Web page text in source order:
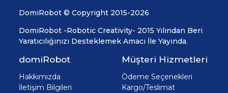
DomiRobot © Copyright 2015-2026
DomiRobot -Robotic Creativity- 2015 Yılından Beri
Yaratıcılığınızı Desteklemek Amacı İle Yayında.
domiRobot
Hakkımızda
İletişim Bilgileri
Müşteri Hizmetleri
Ödeme Seçenekleri
Kargo/Teslimat